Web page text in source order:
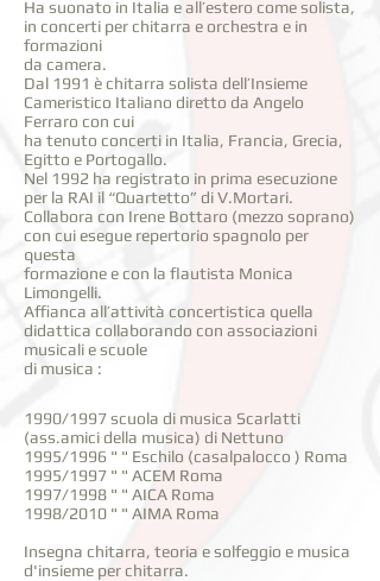
Ha suonato in Italia e all’estero come solista,
in concerti per chitarra e orchestra e in
formazioni
da camera.
Dal 1991 è chitarra solista dell’Insieme
Cameristico Italiano diretto da Angelo
Ferraro con cui
ha tenuto concerti in Italia, Francia, Grecia,
Egitto e Portogallo.
Nel 1992 ha registrato in prima esecuzione
per la RAI il “Quartetto” di V.Mortari.
Collabora con Irene Bottaro (mezzo soprano)
con cui esegue repertorio spagnolo per
questa
formazione e con la flautista Monica
Limongelli.
Affianca all’attività concertistica quella
didattica collaborando con associazioni
musicali e scuole
di musica :
1990/1997 scuola di musica Scarlatti
(ass.amici della musica) di Nettuno
1995/1996 " " Eschilo (casalpalocco ) Roma
1995/1997 " " ACEM Roma
1997/1998 " " AICA Roma
1998/2010 " " AIMA Roma
Insegna chitarra, teoria e solfeggio e musica
d'insieme per chitarra.